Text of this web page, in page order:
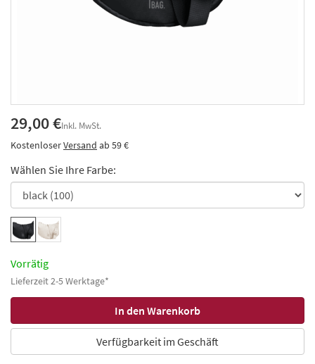
29,00 €Inkl. MwSt.
KostenloserVersand ab 59 €
Wählen Sie Ihre Farbe:
Vorrätig
Lieferzeit 2-5 Werktage*
Verfügbarkeit im Geschäft